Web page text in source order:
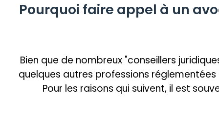
Pourquoi faire appel à un
Bien que de nombreux "conseillers
quelques autres professions
Pour les raisons qui suivent, il est